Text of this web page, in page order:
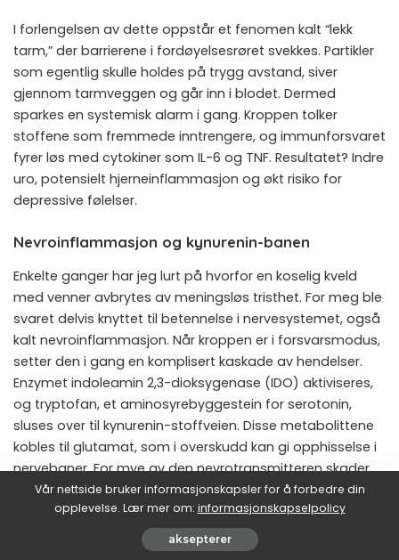
I forlengelsen av dette oppstår et fenomen kalt “lekk
tarm,” der barrierene i fordøyelsesrøret svekkes. Partikler
som egentlig skulle holdes på trygg avstand, siver
gjennom tarmveggen og går inn i blodet. Dermed
sparkes en systemisk alarm i gang. Kroppen tolker
stoffene som fremmede inntrengere, og immunforsvaret
fyrer løs med cytokiner som IL-6 og TNF. Resultatet? Indre
uro, potensielt hjerneinflammasjon og økt risiko for
depressive følelser.
Nevroinflammasjon og kynurenin-banen
Enkelte ganger har jeg lurt på hvorfor en koselig kveld
med venner avbrytes av meningsløs tristhet. For meg ble
svaret delvis knyttet til betennelse i nervesystemet, også
kalt nevroinflammasjon. Når kroppen er i forsvarsmodus,
setter den i gang en komplisert kaskade av hendelser.
Enzymet indoleamin 2,3-dioksygenase (IDO) aktiviseres,
og tryptofan, et aminosyrebyggestein for serotonin,
sluses over til kynurenin-stoffveien. Disse metabolittene
kobles til glutamat, som i overskudd kan gi opphisselse i
nervebaner. For mye av den nevrotransmitteren skader
nervecellene. Selv leste jeg en interessant rapport i Brain
Research Bulletin (2024), som påpekte at en slik
betennelsesdrevet mekanisme kan bidra til nedstemthet,
kort lunte og en følelse av tomhet.
Vår nettside bruker informasjonskapsler for å forbedre din
opplevelse. Lær mer om: informasjonskapselpolicy
aksepterer